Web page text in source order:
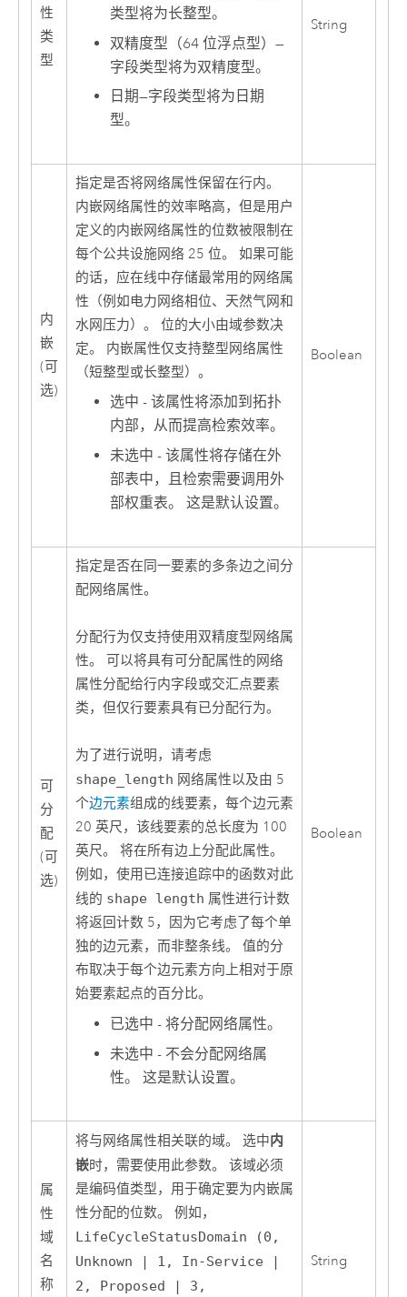
性
类
型
类型将为长整型。
双精度型（64 位浮点型）—
字段类型将为双精度型。
日期—字段类型将为日期
型。
String
内
嵌
(可
选)
指定是否将网络属性保留在行内。
内嵌网络属性的效率略高，但是用户
定义的内嵌网络属性的位数被限制在
每个公共设施网络 25 位。 如果可能
的话，应在线中存储最常用的网络属
性（例如电力网络相位、天然气网和
水网压力）。 位的大小由域参数决
定。 内嵌属性仅支持整型网络属性
（短整型或长整型）。
选中 - 该属性将添加到拓扑
内部，从而提高检索效率。
未选中 - 该属性将存储在外
部表中，且检索需要调用外
部权重表。 这是默认设置。
Boolean
可
分
配
(可
选)
指定是否在同一要素的多条边之间分
配网络属性。
分配行为仅支持使用双精度型网络属
性。 可以将具有可分配属性的网络
属性分配给行内字段或交汇点要素
类，但仅行要素具有已分配行为。
为了进行说明，请考虑
shape_length 网络属性以及由 5
个边元素组成的线要素，每个边元素
20 英尺，该线要素的总长度为 100
英尺。 将在所有边上分配此属性。
例如，使用已连接追踪中的函数对此
线的 shape length 属性进行计数
将返回计数 5，因为它考虑了每个单
独的边元素，而非整条线。 值的分
布取决于每个边元素方向上相对于原
始要素起点的百分比。
已选中 - 将分配网络属性。
未选中 - 不会分配网络属
性。 这是默认设置。
Boolean
属
性
域
名
称
将与网络属性相关联的域。 选中内
嵌时，需要使用此参数。 该域必须
是编码值类型，用于确定要为内嵌属
性分配的位数。 例如，
LifeCycleStatusDomain (0,
Unknown | 1, In-Service |
2, Proposed | 3,
String